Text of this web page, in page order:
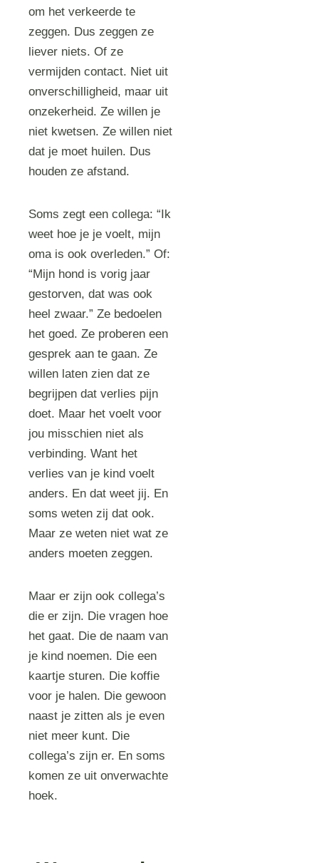
om het verkeerde te
zeggen. Dus zeggen ze
liever niets. Of ze
vermijden contact. Niet uit
onverschilligheid, maar uit
onzekerheid. Ze willen je
niet kwetsen. Ze willen niet
dat je moet huilen. Dus
houden ze afstand.
Soms zegt een collega: “Ik
weet hoe je je voelt, mijn
oma is ook overleden.” Of:
“Mijn hond is vorig jaar
gestorven, dat was ook
heel zwaar.” Ze bedoelen
het goed. Ze proberen een
gesprek aan te gaan. Ze
willen laten zien dat ze
begrijpen dat verlies pijn
doet. Maar het voelt voor
jou misschien niet als
verbinding. Want het
verlies van je kind voelt
anders. En dat weet jij. En
soms weten zij dat ook.
Maar ze weten niet wat ze
anders moeten zeggen.
Maar er zijn ook collega’s
die er zijn. Die vragen hoe
het gaat. Die de naam van
je kind noemen. Die een
kaartje sturen. Die koffie
voor je halen. Die gewoon
naast je zitten als je even
niet meer kunt. Die
collega’s zijn er. En soms
komen ze uit onverwachte
hoek.